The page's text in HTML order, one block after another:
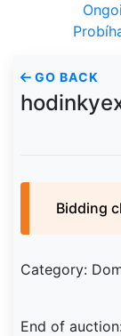
GO BACK
Bidding
Category:
End of